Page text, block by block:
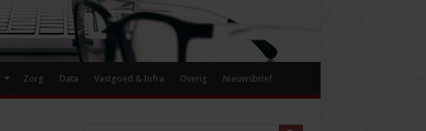
Zorg Data Vastgoed & Infra Overig Nieuwsbrief